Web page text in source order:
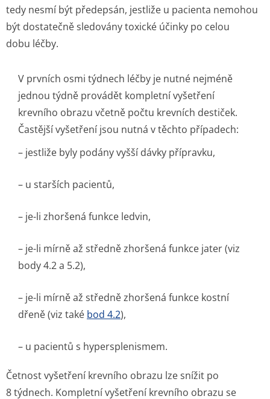
tedy nesmí být předepsán, jestliže u pacienta nemohou
být dostatečně sledovány toxické účinky po celou
dobu léčby.
V prvních osmi týdnech léčby je nutné nejméně
jednou týdně provádět kompletní vyšetření
krevního obrazu včetně počtu krevních destiček.
Častější vyšetření jsou nutná v těchto případech:
– jestliže byly podány vyšší dávky přípravku,
– u starších pacientů,
– je-li zhoršená funkce ledvin,
– je-li mírně až středně zhoršená funkce jater (viz
body 4.2 a 5.2),
– je-li mírně až středně zhoršená funkce kostní
dřeně (viz také bod 4.2),
– u pacientů s hypersplenismem.
Četnost vyšetření krevního obrazu lze snížit po
8 týdnech. Kompletní vyšetření krevního obrazu se